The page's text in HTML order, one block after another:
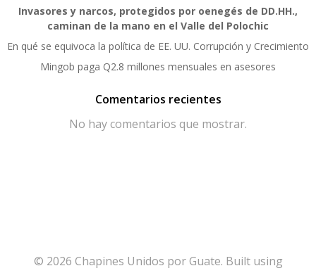
Invasores y narcos, protegidos por oenegés de DD.HH.,
caminan de la mano en el Valle del Polochic
En qué se equivoca la política de EE. UU. Corrupción y Crecimiento
Mingob paga Q2.8 millones mensuales en asesores
Comentarios recientes
No hay comentarios que mostrar.
© 2026 Chapines Unidos por Guate. Built using